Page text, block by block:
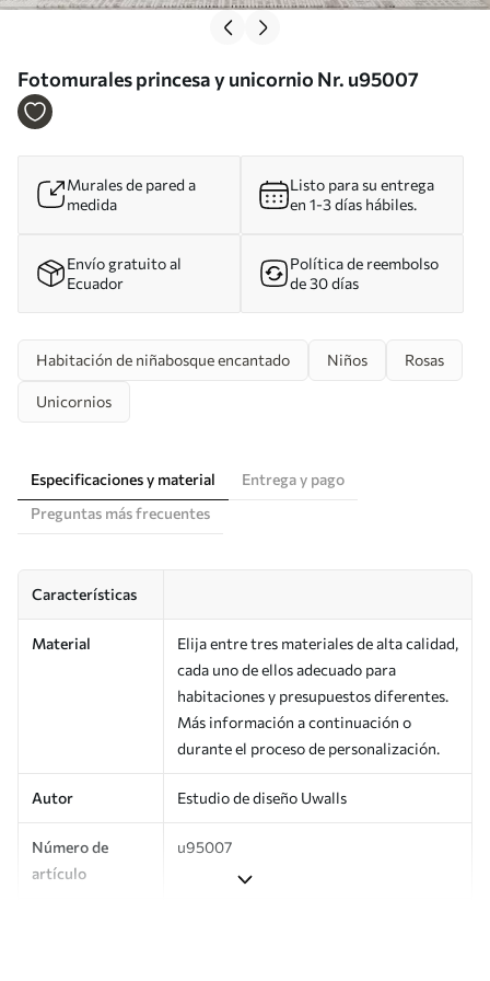
Fotomurales princesa y unicornio Nr. u95007
Murales de pared a
medida
Listo para su entrega
en 1-3 días hábiles.
Envío gratuito al
Ecuador
Política de reembolso
de 30 días
Habitación de niñabosque encantado Niños Rosas
Unicornios
Especificaciones y material
Entrega y pago
Preguntas más frecuentes
Características
Material
Elija entre tres materiales de alta calidad,
cada uno de ellos adecuado para
habitaciones y presupuestos diferentes.
Más información a continuación o
durante el proceso de personalización.
Autor Estudio de diseño Uwalls
Número de
artículo
u95007